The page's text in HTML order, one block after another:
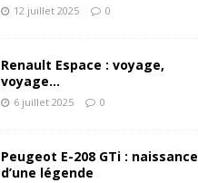
12 juillet 2025 0
Renault Espace : voyage,
voyage…
6 juillet 2025 0
Peugeot E-208 GTi : naissance
d’une légende